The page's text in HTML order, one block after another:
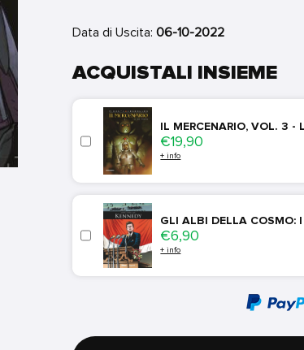
Data di Uscita:06-10-2022
ACQUISTALI INSIEME
IL MERCENARIO, VOL. 3 -
Price
€19,90
+ info
GLI ALBI DELLA COSMO: I
Price
€6,90
+ info